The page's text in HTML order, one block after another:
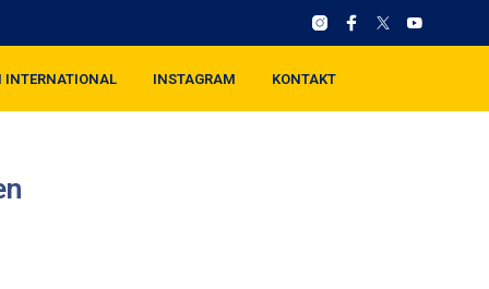
INTERNATIONAL INSTAGRAM KONTAKT